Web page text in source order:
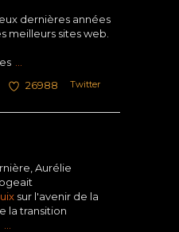
dernières années
meilleurs sites web.
26988 Twitter
Aurélie
sur l'avenir de la
la transition